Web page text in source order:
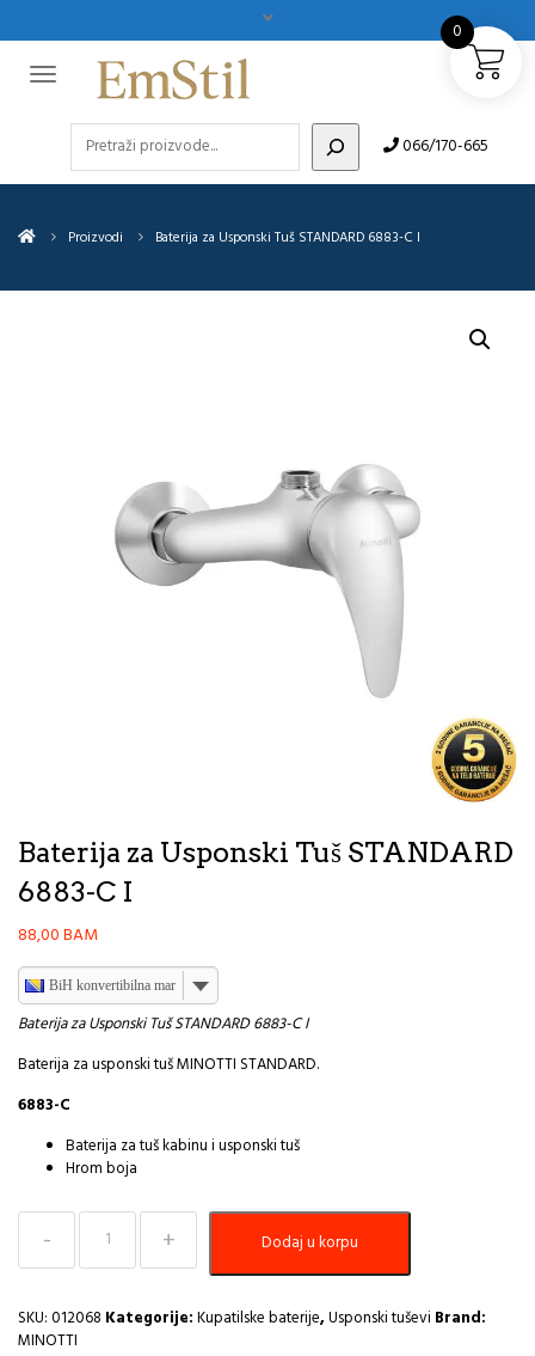
066/170-665
Proizvodi Baterija za Usponski Tuš STANDARD 6883-C I
Baterija za Usponski Tuš STANDARD
6883-C I
88,00BAM
BiH konvertibilna marka
Baterija za Usponski Tuš STANDARD 6883-C I
Baterija za usponski tuš MINOTTI STANDARD.
6883-C
Baterija za tuš kabinu i usponski tuš
Hrom boja
Baterija
Usponski
STANDARD
Dodaj u korpu
SKU:012068 Kategorije:Kupatilske baterije,Usponski tuševi Brand:
MINOTTI
0